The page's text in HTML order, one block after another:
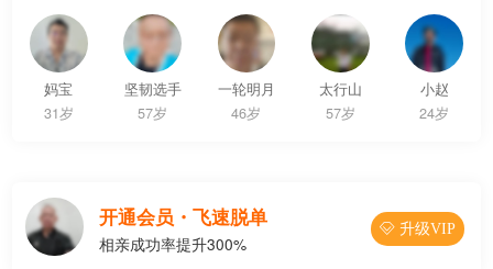
妈宝
31岁
坚韧选手
57岁
一轮明月
46岁
太行山
57岁
小赵
24岁
开通会员・飞速脱单
相亲成功率提升300%
 升级VIP